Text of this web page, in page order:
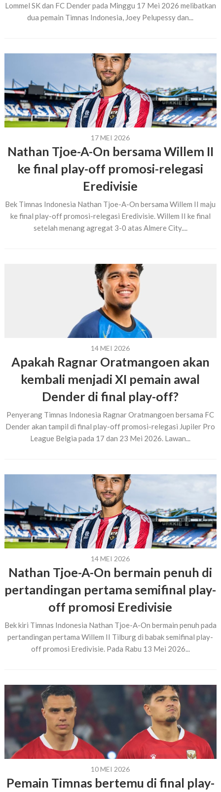
Lommel SK dan FC Dender pada Minggu 17 Mei 2026 melibatkan
dua pemain Timnas Indonesia, Joey Pelupessy dan...
17 MEI 2026
Nathan Tjoe-A-On bersama Willem II
ke final play-off promosi-relegasi
Eredivisie
Bek Timnas Indonesia Nathan Tjoe-A-On bersama Willem II maju
ke final play-off promosi-relegasi Eredivisie. Willem II ke final
setelah menang agregat 3-0 atas Almere City....
14 MEI 2026
Apakah Ragnar Oratmangoen akan
kembali menjadi XI pemain awal
Dender di final play-off?
Penyerang Timnas Indonesia Ragnar Oratmangoen bersama FC
Dender akan tampil di final play-off promosi-relegasi Jupiler Pro
League Belgia pada 17 dan 23 Mei 2026. Lawan...
14 MEI 2026
Nathan Tjoe-A-On bermain penuh di
pertandingan pertama semifinal play-
off promosi Eredivisie
Bek kiri Timnas Indonesia Nathan Tjoe-A-On bermain penuh pada
pertandingan pertama Willem II Tilburg di babak semifinal play-
off promosi Eredivisie. Pada Rabu 13 Mei 2026...
10 MEI 2026
Pemain Timnas bertemu di final play-